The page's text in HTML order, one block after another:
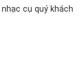
cụ quý khách